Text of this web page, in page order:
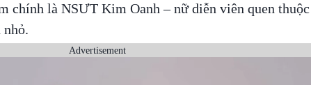
chính là NSƯT Kim Oanh – nữ diễn viên quen thuộc
nhỏ.
Advertisement